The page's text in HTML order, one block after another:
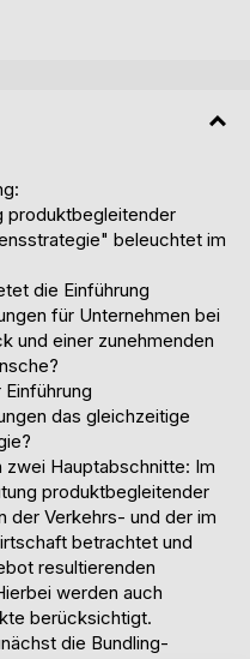
produktbegleitender
beleuchtet im
die Einführung
für Unternehmen bei
und einer zunehmenden
das gleichzeitige
Hauptabschnitte: Im
produktbegleitender
der Verkehrs- und der im
betrachtet und
resultierenden
werden auch
berücksichtigt.
die Bundling-